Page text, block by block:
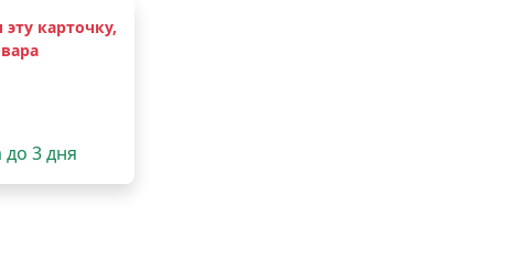
карточку,
до 3 дня